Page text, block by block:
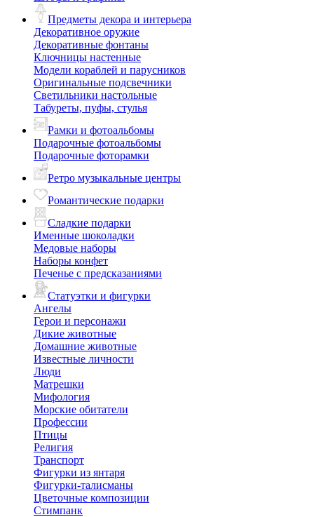
Предметы декора и интерьера
Декоративное оружие
Декоративные фонтаны
Ключницы настенные
Модели кораблей и парусников
Оригинальные подсвечники
Светильники настольные
Табуреты, пуфы, стулья
Рамки и фотоальбомы
Подарочные фотоальбомы
Подарочные фоторамки
Ретро музыкальные центры
Романтические подарки
Сладкие подарки
Именные шоколадки
Медовые наборы
Наборы конфет
Печенье с предсказаниями
Статуэтки и фигурки
Ангелы
Герои и персонажи
Дикие животные
Домашние животные
Известные личности
Люди
Матрешки
Мифология
Морские обитатели
Профессии
Птицы
Религия
Транспорт
Фигурки из янтаря
Фигурки-талисманы
Цветочные композиции
Стимпанк